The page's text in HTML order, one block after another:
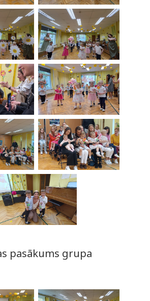
pasākums grupa